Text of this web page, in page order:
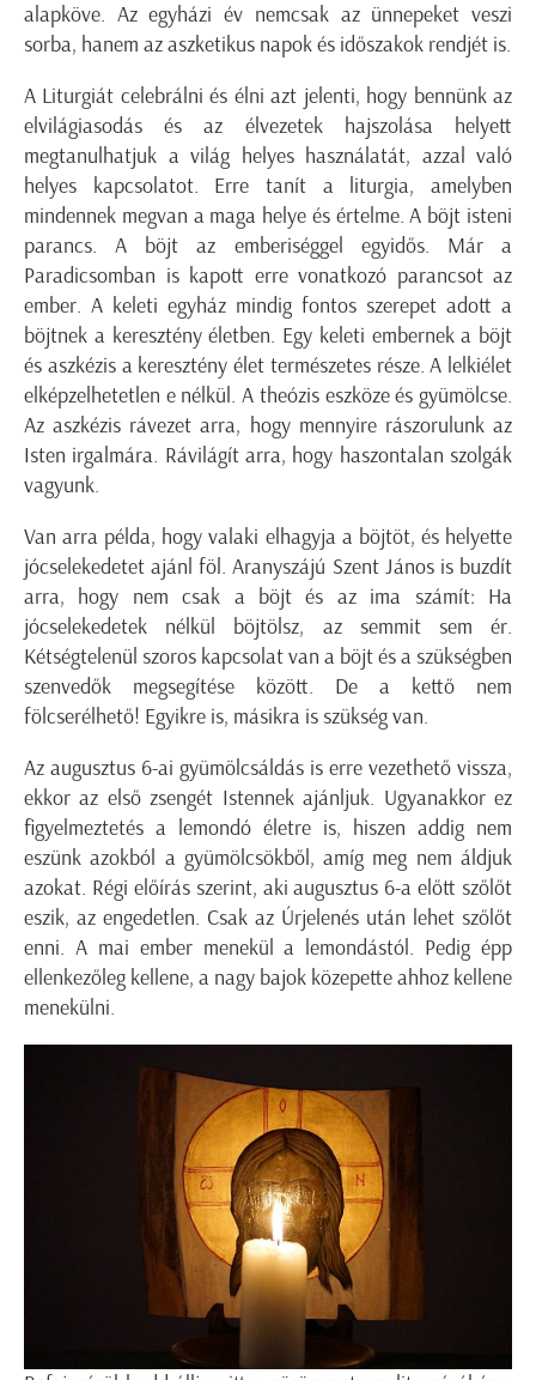
alapköve. Az egyházi év nemcsak az ünnepeket veszi
sorba, hanem az aszketikus napok és időszakok rendjét is.
A Liturgiát celebrálni és élni azt jelenti, hogy bennünk az
elvilágiasodás és az élvezetek hajszolása helyett
megtanulhatjuk a világ helyes használatát, azzal való
helyes kapcsolatot. Erre tanít a liturgia, amelyben
mindennek megvan a maga helye és értelme. A böjt isteni
parancs. A böjt az emberiséggel egyidős. Már a
Paradicsomban is kapott erre vonatkozó parancsot az
ember. A keleti egyház mindig fontos szerepet adott a
böjtnek a keresztény életben. Egy keleti embernek a böjt
és aszkézis a keresztény élet természetes része. A lelkiélet
elképzelhetetlen e nélkül. A theózis eszköze és gyümölcse.
Az aszkézis rávezet arra, hogy mennyire rászorulunk az
Isten irgalmára. Rávilágít arra, hogy haszontalan szolgák
vagyunk.
Van arra példa, hogy valaki elhagyja a böjtöt, és helyette
jócselekedetet ajánl föl. Aranyszájú Szent János is buzdít
arra, hogy nem csak a böjt és az ima számít: Ha
jócselekedetek nélkül böjtölsz, az semmit sem ér.
Kétségtelenül szoros kapcsolat van a böjt és a szükségben
szenvedők megsegítése között. De a kettő nem
fölcserélhető! Egyikre is, másikra is szükség van.
Az augusztus 6-ai gyümölcsáldás is erre vezethető vissza,
ekkor az első zsengét Istennek ajánljuk. Ugyanakkor ez
figyelmeztetés a lemondó életre is, hiszen addig nem
eszünk azokból a gyümölcsökből, amíg meg nem áldjuk
azokat. Régi előírás szerint, aki augusztus 6-a előtt szőlőt
eszik, az engedetlen. Csak az Úrjelenés után lehet szőlőt
enni. A mai ember menekül a lemondástól. Pedig épp
ellenkezőleg kellene, a nagy bajok közepette ahhoz kellene
menekülni.